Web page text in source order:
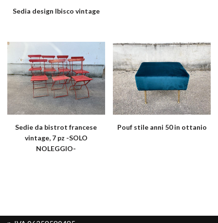
Sedia design Ibisco vintage
Sedie da bistrot francese
vintage, 7 pz -SOLO
NOLEGGIO-
Pouf stile anni 50 in ottanio